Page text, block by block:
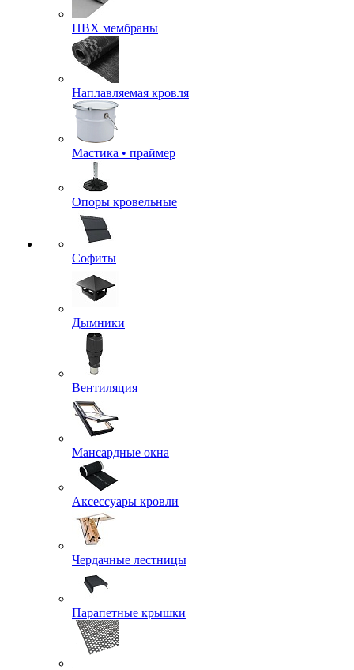
ПВХ мембраны
Наплавляемая кровля
Мастика • праймер
Опоры кровельные
Софиты
Дымники
Вентиляция
Мансардные окна
Аксессуары кровли
Чердачные лестницы
Парапетные крышки